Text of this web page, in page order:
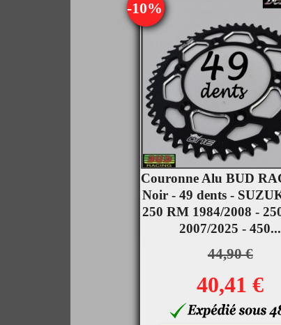
Couronne Alu BUD
Noir - 49 dents -
250 RM 1984/2008 -
2007/2025 - 450...
44,90 €
-10%
40,41 €
Aperçu rapide